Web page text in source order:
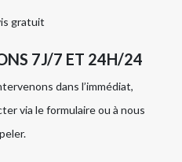
7J/7 ET 24H/24
dans l’immédiat,
via le formulaire ou à nous